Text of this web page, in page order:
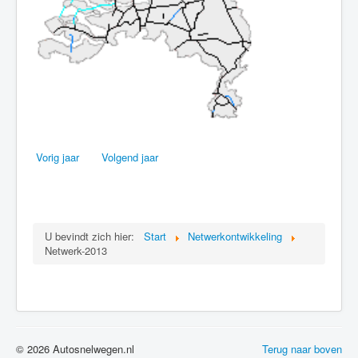
Vorig jaar Volgend jaar
U bevindt zich hier: Start
Netwerkontwikkeling
Netwerk-2013
Terug naar boven
© 2026 Autosnelwegen.nl